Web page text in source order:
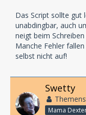
Das Script sollte gut
unabdingbar, auch
neigt beim
Manche Fehler
selbst nicht auf!
Swetty
Mama